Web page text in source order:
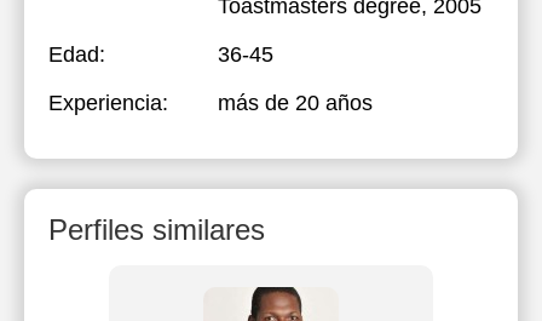
Toastmasters degree, 2005
Edad:
36-45
Experiencia:
más de 20 años
Perfiles similares